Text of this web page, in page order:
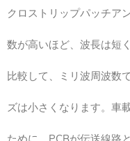
クロストリップパッチア
数が高いほど、波長は短
比較して、ミリ波周波数
ズは小さくなります。車